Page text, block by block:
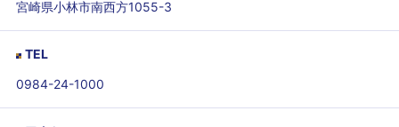
宮崎県小林市南西方1055-3
TEL
0984-24-1000